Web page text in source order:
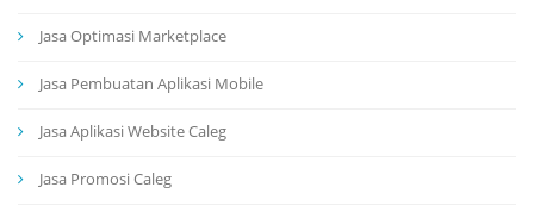
Jasa Optimasi Marketplace
Jasa Pembuatan Aplikasi Mobile
Jasa Aplikasi Website Caleg
Jasa Promosi Caleg